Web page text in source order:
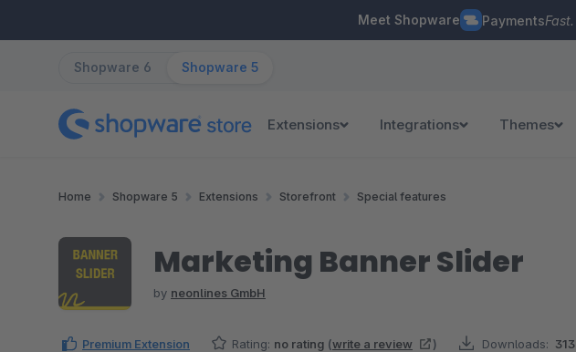
Meet Shopware Payments
Shopware 6 Shopware 5
Extensions Integrations Themes
Home Shopware 5 Extensions Storefront Special features
Marketing Banner Slider
by neonlines GmbH
Premium Extension Rating: no rating (write a review ) Downloads: 313